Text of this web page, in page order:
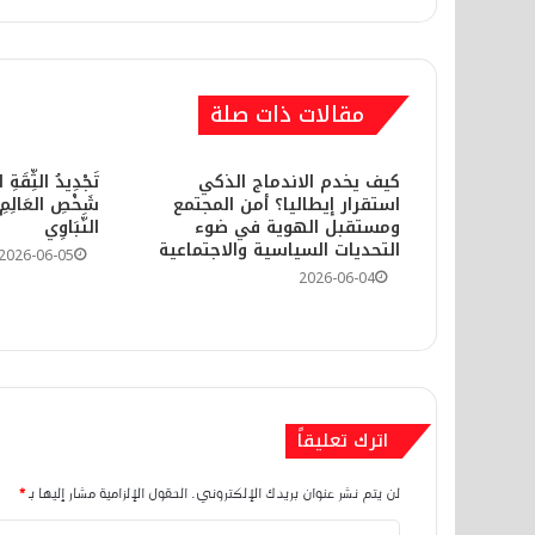
2026-07-03
حين تغدو الملاعب ساحة للضغائن
2026-06-30
مقالات ذات صلة
تَجْدِيدُ
شَخْصِ
النَّبَاوِي
2026-06-05
كيف يخدم الاندماج الذكي
استقرار إيطاليا؟ أمن المجتمع
ومستقبل الهوية في ضوء
التحديات السياسية والاجتماعية
2026-06-04
اترك تعليقاً
لن يتم نشر عنوان بريدك الإلكتروني. الحقول الإلزامية مشار إليها بـ*